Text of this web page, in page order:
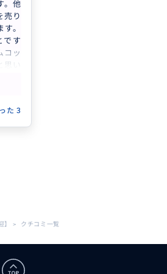
。他
売り
。
です
コッ
い
な素
高
た 3
】 > クチコミ一覧